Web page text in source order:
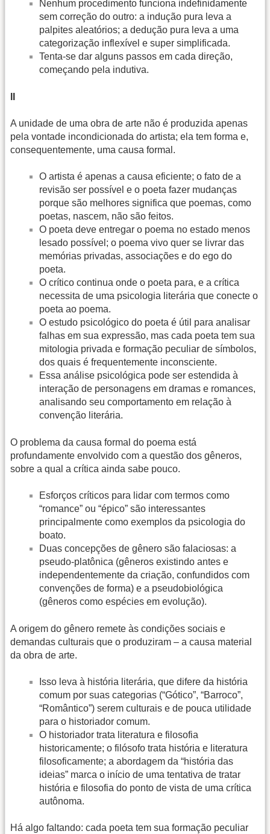
Nenhum procedimento funciona indefinidamente
sem correção do outro: a indução pura leva a
palpites aleatórios; a dedução pura leva a uma
categorização inflexível e super simplificada.
Tenta-se dar alguns passos em cada direção,
começando pela indutiva.
A unidade de uma obra de arte não é produzida apenas
pela vontade incondicionada do artista; ela tem forma e,
consequentemente, uma causa formal.
O artista é apenas a causa eficiente; o fato de a
revisão ser possível e o poeta fazer mudanças
porque são melhores significa que poemas, como
poetas, nascem, não são feitos.
O poeta deve entregar o poema no estado menos
lesado possível; o poema vivo quer se livrar das
memórias privadas, associações e do ego do
poeta.
O crítico continua onde o poeta para, e a crítica
necessita de uma psicologia literária que conecte o
poeta ao poema.
O estudo psicológico do poeta é útil para analisar
falhas em sua expressão, mas cada poeta tem sua
mitologia privada e formação peculiar de símbolos,
dos quais é frequentemente inconsciente.
Essa análise psicológica pode ser estendida à
interação de personagens em dramas e romances,
analisando seu comportamento em relação à
convenção literária.
O problema da causa formal do poema está
profundamente envolvido com a questão dos gêneros,
sobre a qual a crítica ainda sabe pouco.
Esforços críticos para lidar com termos como
“romance” ou “épico” são interessantes
principalmente como exemplos da psicologia do
boato.
Duas concepções de gênero são falaciosas: a
pseudo-platônica (gêneros existindo antes e
independentemente da criação, confundidos com
convenções de forma) e a pseudobiológica
(gêneros como espécies em evolução).
A origem do gênero remete às condições sociais e
demandas culturais que o produziram – a causa material
da obra de arte.
Isso leva à história literária, que difere da história
comum por suas categorias (“Gótico”, “Barroco”,
“Romântico”) serem culturais e de pouca utilidade
para o historiador comum.
O historiador trata literatura e filosofia
historicamente; o filósofo trata história e literatura
filosoficamente; a abordagem da “história das
ideias” marca o início de uma tentativa de tratar
história e filosofia do ponto de vista de uma crítica
autônoma.
Há algo faltando: cada poeta tem sua formação peculiar